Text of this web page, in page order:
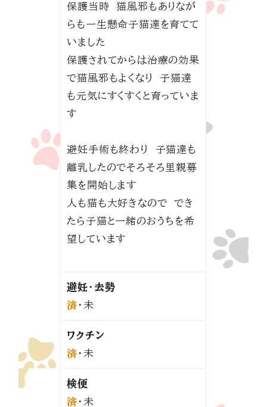
保護当時 猫風邪もありなが
らも一生懸命子猫達を育てて
いました
保護されてからは治療の効果
で猫風邪もよくなり 子猫達
も元気にすくすくと育っていま
す
避妊手術も終わり 子猫達も
離乳したのでそろそろ里親募
集を開始します
人も猫も大好きなので でき
たら子猫と一緒のおうちを希
望しています
避妊・去勢
済 ・未
ワクチン
済 ・未
検便
済 ・未